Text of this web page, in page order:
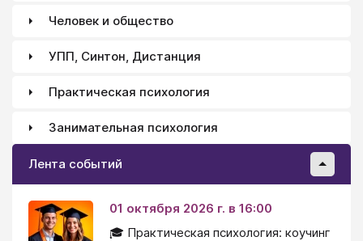
Человек и общество
УПП, Синтон, Дистанция
Практическая психология
Занимательная психология
Лента событий
01 октября 2026 г. в 16:00
🎓 Практическая психология: коучинг